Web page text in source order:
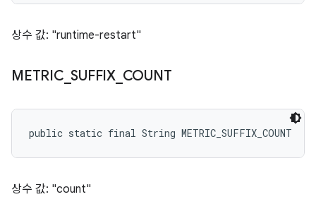
상수 값: "runtime-restart"
METRIC _SUFFIX_ COUNT
public static final String METRIC_SUFFIX_COUNT
상수 값: "count"